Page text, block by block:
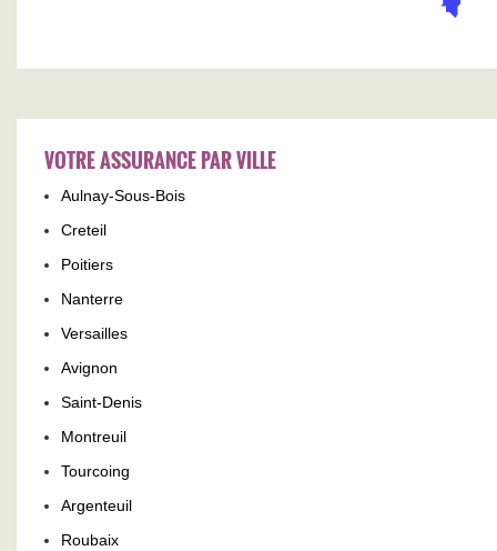
VOTRE ASSURANCE PAR VILLE
Aulnay-Sous-Bois
Creteil
Poitiers
Nanterre
Versailles
Avignon
Saint-Denis
Montreuil
Tourcoing
Argenteuil
Roubaix